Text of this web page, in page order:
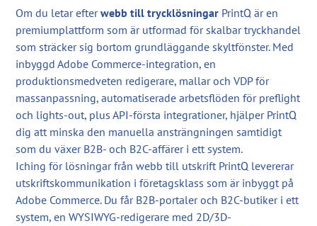
Om du letar efterwebb till trycklösningar PrintQ är en
premiumplattform som är utformad för skalbar tryckhandel
som sträcker sig bortom grundläggande skyltfönster. Med
inbyggd Adobe Commerce-integration, en
produktionsmedveten redigerare, mallar och VDP för
massanpassning, automatiserade arbetsflöden för preflight
och lights-out, plus API-första integrationer, hjälper PrintQ
dig att minska den manuella ansträngningen samtidigt
som du växer B2B- och B2C-affärer i ett system.
Iching för lösningar från webb till utskrift PrintQ levererar
utskriftskommunikation i företagsklass som är inbyggt på
Adobe Commerce. Du får B2B-portaler och B2C-butiker i ett
system, en WYSIWYG-redigerare med 2D/3D-